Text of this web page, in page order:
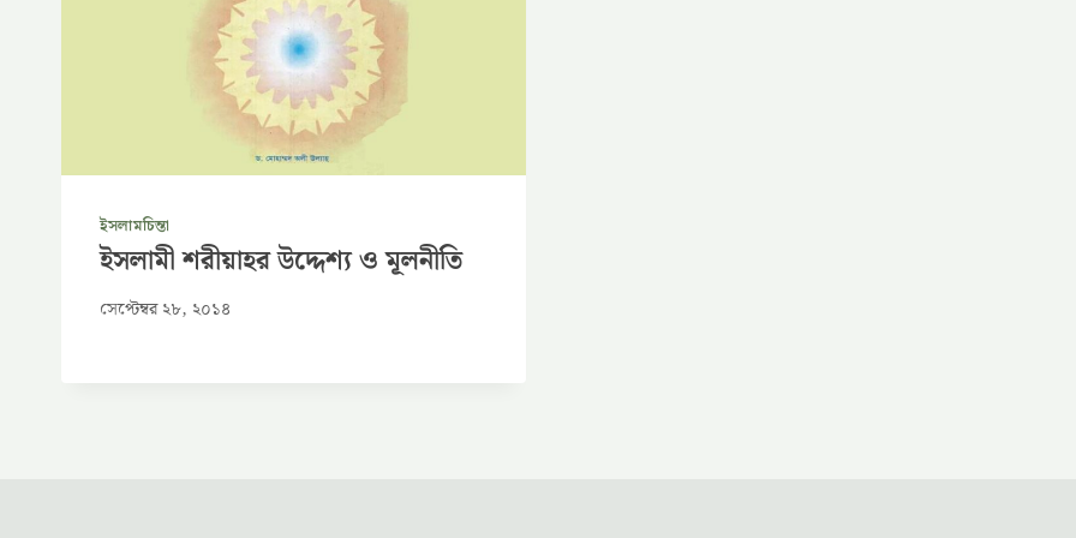
ইসলামচিন্তা
ইসলামী শরীয়াহর উদ্দেশ্য ও মূলনীতি
সেপ্টেম্বর ২৮, ২০১৪